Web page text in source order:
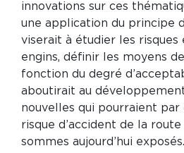
innovations sur ces
une application du principe
viserait à étudier les risques
engins, définir les moyens
fonction du degré
aboutirait au
nouvelles qui pourraient
risque d’accident de la route
sommes aujourd’hui exposés.